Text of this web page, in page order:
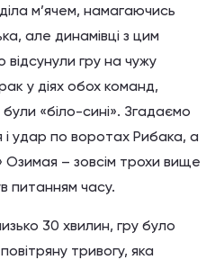
м’ячем, намагаючись
але динамівці з цим
гру на чужу
у діях обох команд,
«біло-сині». Згадаємо
удар по воротах Рибака, а
Озимая – зовсім трохи вище
питанням часу.
30 хвилин, гру було
тривогу, яка